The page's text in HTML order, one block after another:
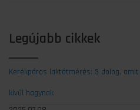
Legújabb cikkek
Kerékpáros laktátmérés: 3 dolog,
kívül hagynak